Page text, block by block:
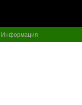
Информация